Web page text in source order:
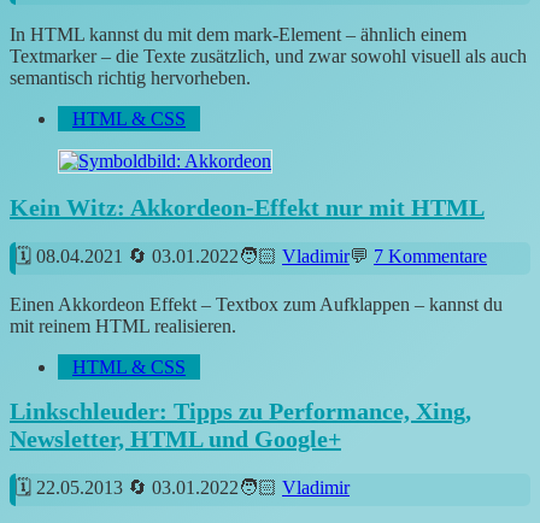
In HTML kannst du mit dem mark-Element – ähnlich einem
Textmarker – die Texte zusätzlich, und zwar sowohl visuell als auch
semantisch richtig hervorheben.
HTML & CSS
Kein Witz: Akkordeon-Effekt nur mit HTML
08.04.2021 03.01.2022 Vladimir 7 Kommentare
Einen Akkordeon Effekt – Textbox zum Aufklappen – kannst du
mit reinem HTML realisieren.
HTML & CSS
Linkschleuder: Tipps zu Performance, Xing,
Newsletter, HTML und Google+
22.05.2013 03.01.2022 Vladimir